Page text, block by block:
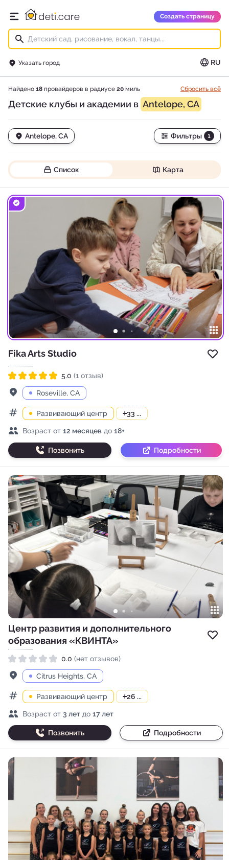
Открыть главное меню
deti.care Создать страницу
Указать город RU
Найдено 18 провайдеров в радиусе 20 миль Сбросить всё
Детские клубы и академии в Antelope, CA
Antelope, CA Фильтры 1
Список Карта
Fika Arts Studio
Рейтинг 5.0 из 5
5.0 (1 отзыв)
Адрес
Roseville, CA
КатегорииРазвивающий центр +33 ...
Возраст детей
Возраст от 12 месяцев до 18+
Позвонить Подробности
Центр развития и дополнительного
образования «КВИНТА»
Рейтинг 0.0 из 5
0.0 (нет отзывов)
Адрес
Citrus Heights, CA
КатегорииРазвивающий центр +26 ...
Возраст детей
Возраст от 3 лет до 17 лет
Позвонить Подробности